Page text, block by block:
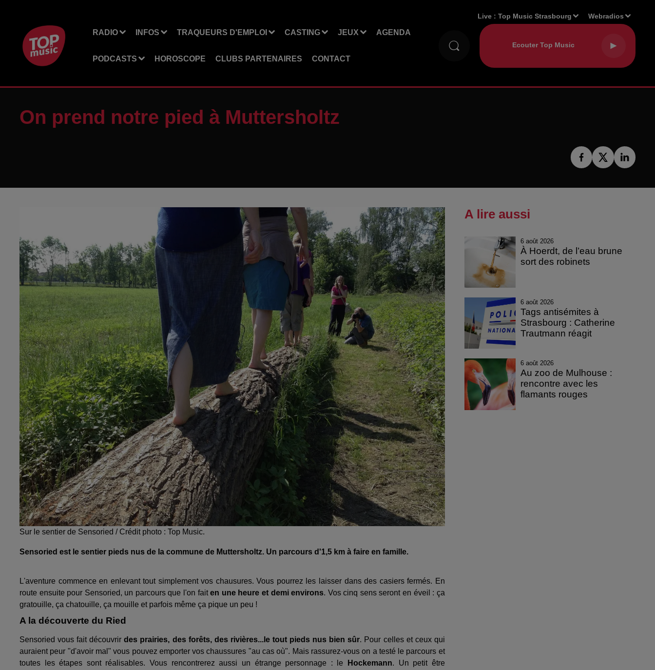
RADIO INFOS TRAQUEURS D'EMPLOI CASTING JEUX AGENDA
PODCASTS HOROSCOPE CLUBS PARTENAIRES CONTACT
Live :Top Music Strasbourg Webradios
On prend notre pied à Muttersholtz
Sur le sentier de Sensoried / Crédit photo : Top Music.
Sensoried est le sentier pieds nus de la commune de Muttersholtz. Un parcours d'1,5 km à faire en famille.
L'aventure commence en enlevant tout simplement vos chausures. Vous pourrez les laisser dans des casiers fermés. En
route ensuite pour Sensoried, un parcours que l'on faiten une heure et demi environs. Vos cinq sens seront en éveil : ça
gratouille, ça chatouille, ça mouille et parfois même ça pique un peu !
A la découverte du Ried
Sensoried vous fait découvrirdes prairies, des forêts, des rivières...le tout pieds nus bien sûr. Pour celles et ceux qui
auraient peur "d'avoir mal" vous pouvez emporter vos chaussures "au cas où". Mais rassurez-vous on a testé le parcours et
toutes les étapes sont réalisables. Vous rencontrerez aussi un étrange personnage : le
Hockemann. Un petit être
A lire aussi
6 août 2026
À Hoerdt, de l’eau brune
sort des robinets
6 août 2026
Tags antisémites à
Strasbourg : Catherine
Trautmann réagit
6 août 2026
Au zoo de Mulhouse :
rencontre avec les
flamants rouges